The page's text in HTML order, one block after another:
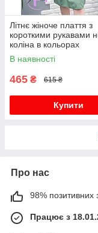
Літнє жіноче плаття з
короткими рукавами
коліна в кольорах
В наявності
465 ₴ 615 ₴
Купити
Про нас
98% позитивних
Працює з